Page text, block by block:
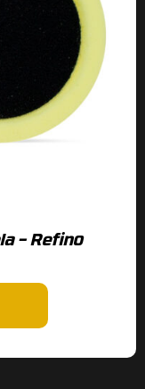
– Refino